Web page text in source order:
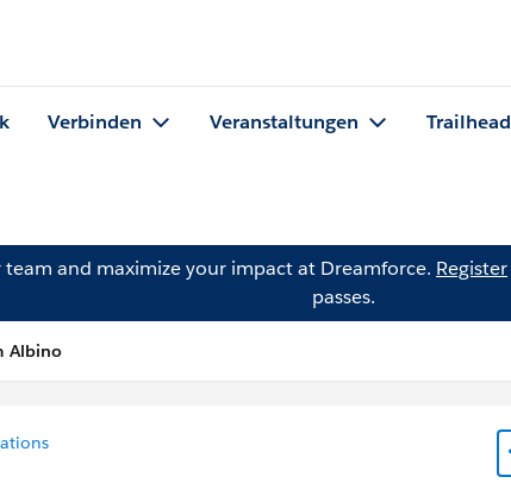
Verbinden Veranstaltungen Trailhead
team and maximize your impact at Dreamforce. Register
passes.
Albino